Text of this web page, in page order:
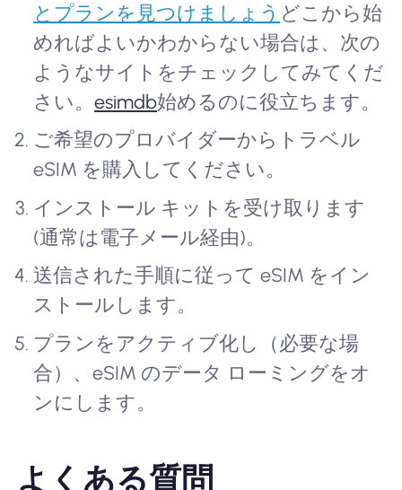
とプランを見つけましょう どこから始
めればよいかわからない場合は、次の
ようなサイトをチェックしてみてくだ
さい。esimdb始めるのに役立ちます。
ご希望のプロバイダーからトラベル
eSIM を購入してください。
インストール キットを受け取ります
(通常は電子メール経由)。
送信された手順に従って eSIM をイン
ストールします。
プランをアクティブ化し（必要な場
合）、eSIM のデータ ローミングをオ
ンにします。
よくある質問